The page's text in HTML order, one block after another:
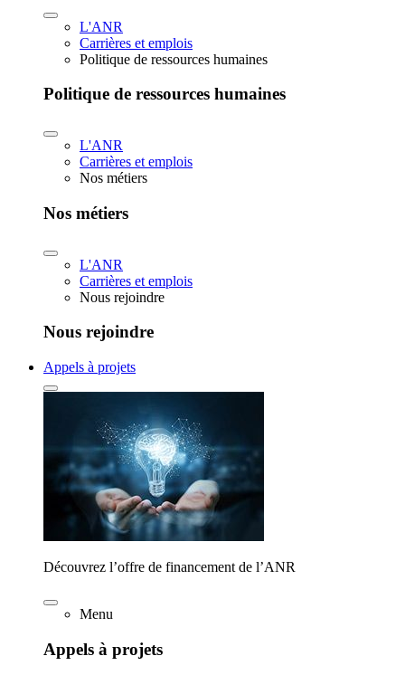
L'ANR
Carrières et emplois
Politique de ressources humaines
Politique de ressources humaines
L'ANR
Carrières et emplois
Nos métiers
Nos métiers
L'ANR
Carrières et emplois
Nous rejoindre
Nous rejoindre
Appels à projets
Découvrez l’offre de financement de l’ANR
Menu
Appels à projets